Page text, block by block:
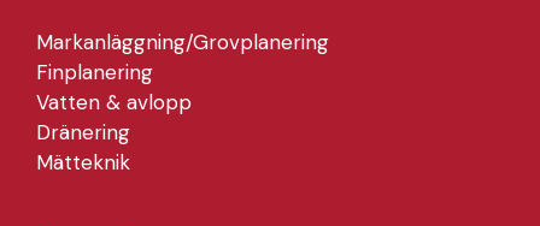
Markanläggning/Grovplanering
Finplanering
Vatten & avlopp
Dränering
Mätteknik